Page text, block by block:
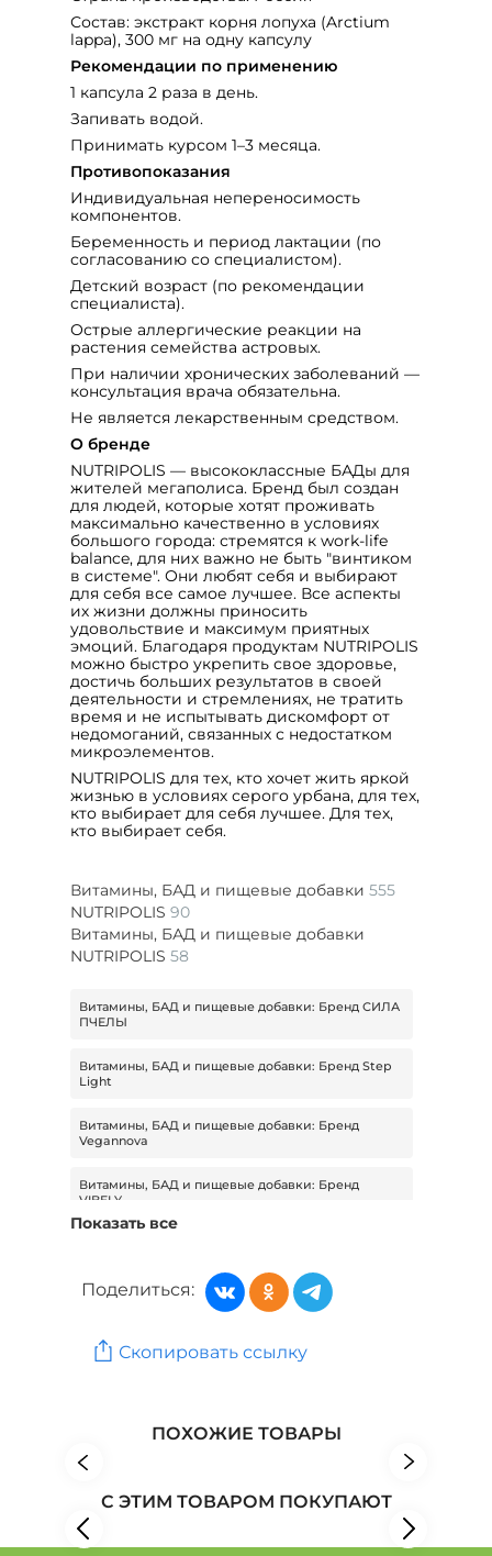
Состав: экстракт корня лопуха (Arctium
lappa), 300 мг на одну капсулу
Рекомендации по применению
1 капсула 2 раза в день.
Запивать водой.
Принимать курсом 1–3 месяца.
Противопоказания
Индивидуальная непереносимость
компонентов.
Беременность и период лактации (по
согласованию со специалистом).
Детский возраст (по рекомендации
специалиста).
Острые аллергические реакции на
растения семейства астровых.
При наличии хронических заболеваний —
консультация врача обязательна.
Не является лекарственным средством.
О бренде
NUTRIPOLIS — высококлассные БАДы для
жителей мегаполиса. Бренд был создан
для людей, которые хотят проживать
максимально качественно в условиях
большого города: стремятся к work-life
balance, для них важно не быть "винтиком
в системе". Они любят себя и выбирают
для себя все самое лучшее. Все аспекты
их жизни должны приносить
удовольствие и максимум приятных
эмоций. Благодаря продуктам NUTRIPOLIS
можно быстро укрепить свое здоровье,
достичь больших результатов в своей
деятельности и стремлениях, не тратить
время и не испытывать дискомфорт от
недомоганий, связанных с недостатком
микроэлементов.
NUTRIPOLIS для тех, кто хочет жить яркой
жизнью в условиях серого урбана, для тех,
кто выбирает для себя лучшее. Для тех,
кто выбирает себя.
Витамины, БАД и пищевые добавки 555
NUTRIPOLIS 90
Витамины, БАД и пищевые добавки
NUTRIPOLIS 58
Витамины, БАД и пищевые добавки: Бренд СИЛА
ПЧЕЛЫ
Витамины, БАД и пищевые добавки: Бренд Step
Light
Витамины, БАД и пищевые добавки: Бренд
Vegannova
Витамины, БАД и пищевые добавки: Бренд
VIBELY
Витамины, БАД и пищевые добавки: Показания
Витамины, БАД и пищевые добавки: Тип
Товары для здоровья: Бренд Step Light
Товары для здоровья: Бренд Vegannova
Показать все
Поделиться:
Скопировать ссылку
ПОХОЖИЕ ТОВАРЫ
С ЭТИМ ТОВАРОМ ПОКУПАЮТ